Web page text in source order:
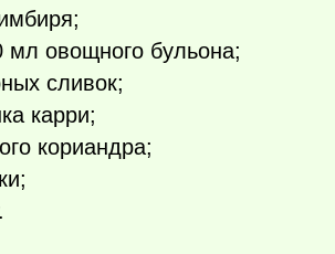
мл овощного бульона;
сливок;
карри;
кориандра;